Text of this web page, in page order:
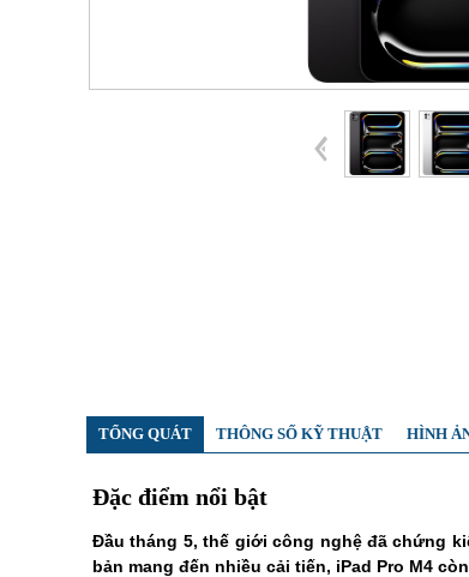
TỔNG QUÁT THÔNG SỐ KỸ THUẬT HÌNH
Đặc điểm nổi bật
Đầu tháng 5, thế giới công nghệ đã chứng
bản mang đến nhiều cải tiến, iPad Pro M4